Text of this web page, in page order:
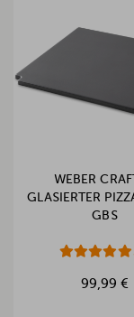
WEBER
GLASIERTER
GBS
99,99 €